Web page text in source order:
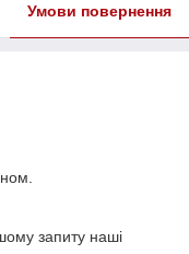
Умови повернення
запиту наші